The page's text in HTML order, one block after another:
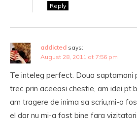
Reply
addicted says:
August 28, 2011 at 7:56 pm
Te inteleg perfect. Doua saptamani
trec prin aceeasi chestie, am idei
am tragere de inima sa scriu,mi-a
el dar nu mi-a fost bine fara